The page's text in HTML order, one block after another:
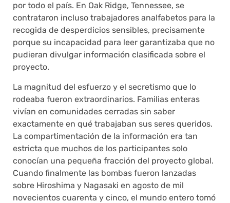
por todo el país. En Oak Ridge, Tennessee, se
contrataron incluso trabajadores analfabetos para la
recogida de desperdicios sensibles, precisamente
porque su incapacidad para leer garantizaba que no
pudieran divulgar información clasificada sobre el
proyecto.
La magnitud del esfuerzo y el secretismo que lo
rodeaba fueron extraordinarios. Familias enteras
vivían en comunidades cerradas sin saber
exactamente en qué trabajaban sus seres queridos.
La compartimentación de la información era tan
estricta que muchos de los participantes solo
conocían una pequeña fracción del proyecto global.
Cuando finalmente las bombas fueron lanzadas
sobre Hiroshima y Nagasaki en agosto de mil
novecientos cuarenta y cinco, el mundo entero tomó